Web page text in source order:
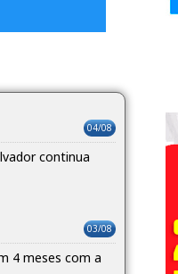
04/08
continua
03/08
4 meses com a